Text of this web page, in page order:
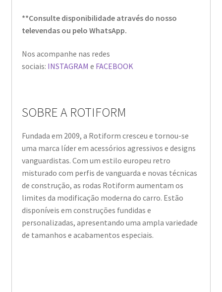
**Consulte disponibilidade através do nosso
televendas ou pelo WhatsApp.
Nos acompanhe nas redes
sociais: INSTAGRAM e FACEBOOK
SOBRE A ROTIFORM
Fundada em 2009, a Rotiform cresceu e tornou-se
uma marca líder em acessórios agressivos e designs
vanguardistas. Com um estilo europeu retro
misturado com perfis de vanguarda e novas técnicas
de construção, as rodas Rotiform aumentam os
limites da modificação moderna do carro. Estão
disponíveis em construções fundidas e
personalizadas, apresentando uma ampla variedade
de tamanhos e acabamentos especiais.